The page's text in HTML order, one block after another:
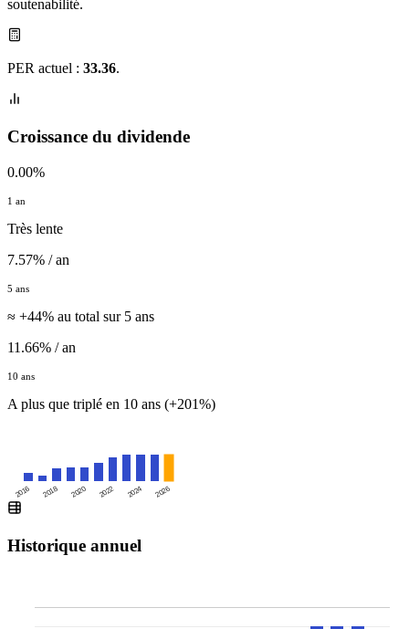
soutenabilité.
PER actuel : 33.36.
Croissance du dividende
0.00%
1 an
Très lente
7.57% / an
5 ans
≈ +44% au total sur 5 ans
11.66% / an
10 ans
A plus que triplé en 10 ans (+201%)
2016 2018 2020 2022 2024 2026
Historique annuel